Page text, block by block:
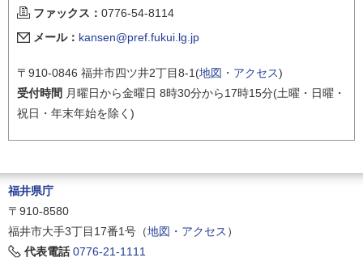
ファックス： 0776-54-8114
メール： kansen@pref.fukui.lg.jp
〒910-0846 福井市四ツ井2丁目8-1(地図・アクセス)
受付時間 月曜日から金曜日 8時30分から17時15分(土曜・日曜・
祝日・年末年始を除く)
福井県庁
〒910-8580
福井市大手3丁目17番1号（地図・アクセス ）
代表電話 0776-21-1111